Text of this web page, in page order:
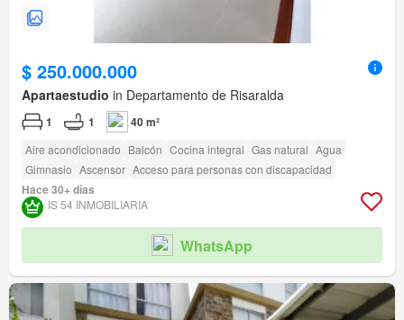
$ 250.000.000
Apartaestudio in Departamento de Risaralda
1 1 40 m²
Aire acondicionado Balcón Cocina integral Gas natural Agua
Gimnasio Ascensor Acceso para personas con discapacidad
Hace 30+ días
IS 54 INMOBILIARIA
WhatsApp